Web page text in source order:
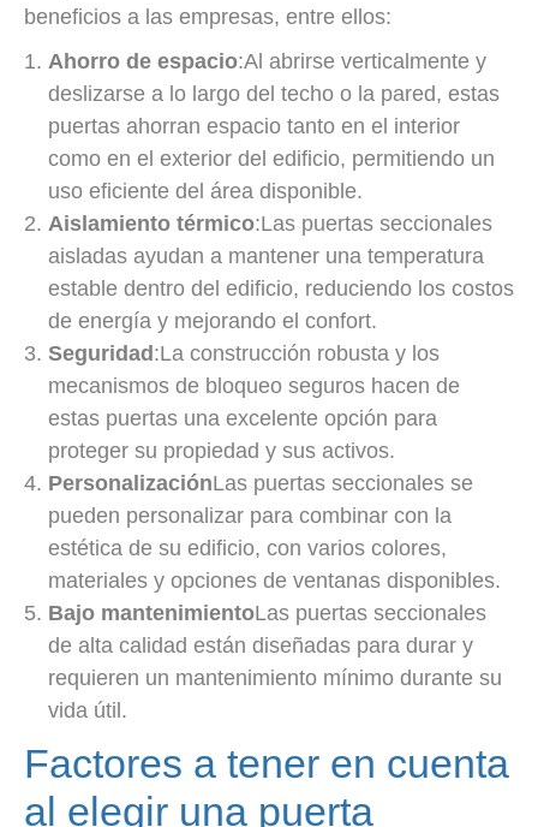
beneficios a las empresas, entre ellos:
Ahorro de espacio:Al abrirse verticalmente y
deslizarse a lo largo del techo o la pared, estas
puertas ahorran espacio tanto en el interior
como en el exterior del edificio, permitiendo un
uso eficiente del área disponible.
Aislamiento térmico:Las puertas seccionales
aisladas ayudan a mantener una temperatura
estable dentro del edificio, reduciendo los costos
de energía y mejorando el confort.
Seguridad :La construcción robusta y los
mecanismos de bloqueo seguros hacen de
estas puertas una excelente opción para
proteger su propiedad y sus activos.
PersonalizaciónLas puertas seccionales se
pueden personalizar para combinar con la
estética de su edificio, con varios colores,
materiales y opciones de ventanas disponibles.
Bajo mantenimientoLas puertas seccionales
de alta calidad están diseñadas para durar y
requieren un mantenimiento mínimo durante su
vida útil.
Factores a tener en cuenta
al elegir una puerta